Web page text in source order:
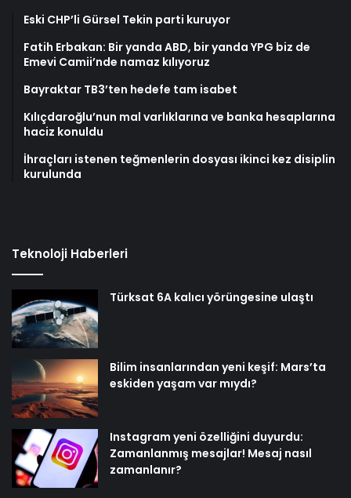
Eski CHP’li Gürsel Tekin parti kuruyor
Fatih Erbakan: Bir yanda ABD, bir yanda YPG biz de
Emevi Camii’nde namaz kılıyoruz
Bayraktar TB3’ten hedefe tam isabet
Kılıçdaroğlu’nun mal varlıklarına ve banka hesaplarına
haciz konuldu
İhraçları istenen teğmenlerin dosyası ikinci kez disiplin
kurulunda
Teknoloji Haberleri
Türksat 6A kalıcı yörüngesine ulaştı
Bilim insanlarından yeni keşif: Mars’ta
eskiden yaşam var mıydı?
Instagram yeni özelliğini duyurdu:
Zamanlanmış mesajlar! Mesaj nasıl
zamanlanır?